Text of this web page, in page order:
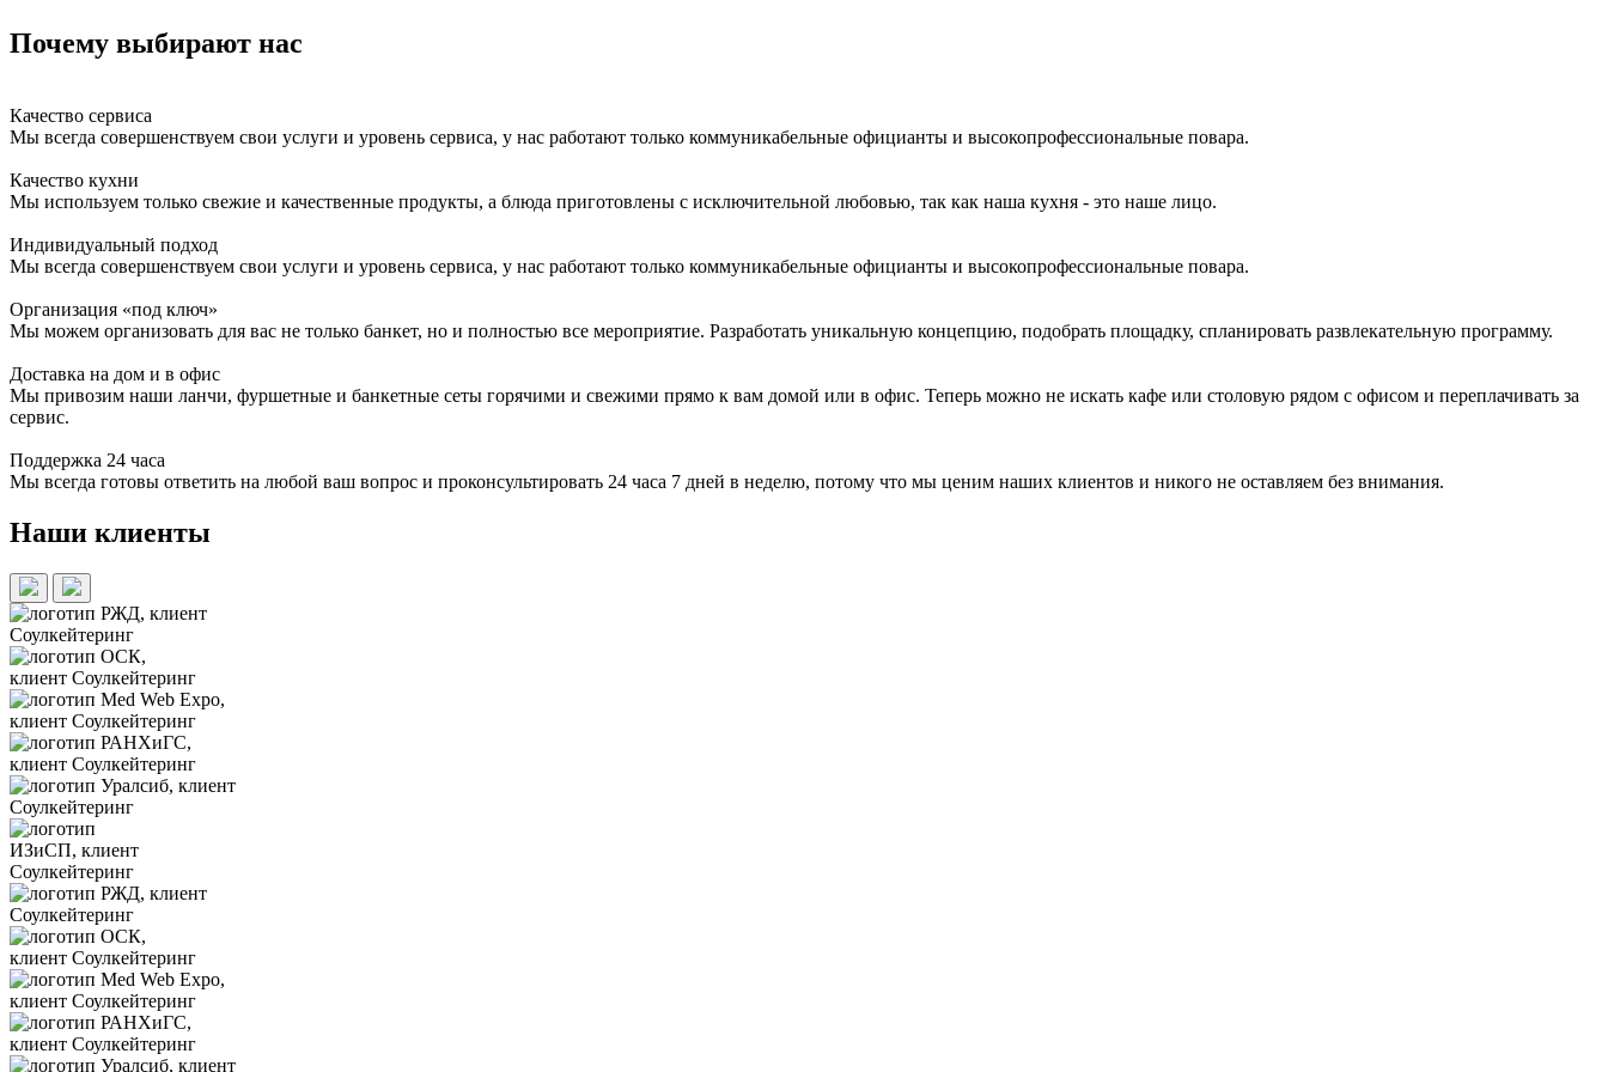
Почему выбирают нас
Качество сервиса
Мы всегда совершенствуем свои услуги и уровень сервиса, у нас работают только коммуникабельные официанты и высокопрофессиональные повара.
Качество кухни
Мы используем только свежие и качественные продукты, а блюда приготовлены с исключительной любовью, так как наша кухня - это наше лицо.
Индивидуальный подход
Мы всегда совершенствуем свои услуги и уровень сервиса, у нас работают только коммуникабельные официанты и высокопрофессиональные повара.
Организация «под ключ»
Мы можем организовать для вас не только банкет, но и полностью все мероприятие. Разработать уникальную концепцию, подобрать площадку, спланировать развлекательную программу.
Доставка на дом и в офис
Мы привозим наши ланчи, фуршетные и банкетные сеты горячими и свежими прямо к вам домой или в офис. Теперь можно не искать кафе или столовую рядом с офисом и переплачивать за
сервис.
Поддержка 24 часа
Мы всегда готовы ответить на любой ваш вопрос и проконсультировать 24 часа 7 дней в неделю, потому что мы ценим наших клиентов и никого не оставляем без внимания.
Наши клиенты